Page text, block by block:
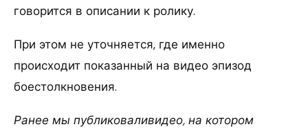
говорится в описании к ролику.
При этом не уточняется, где именно
происходит показанный на видео эпизод
боестолкновения.
Ранее мы публиковаливидео, на котором